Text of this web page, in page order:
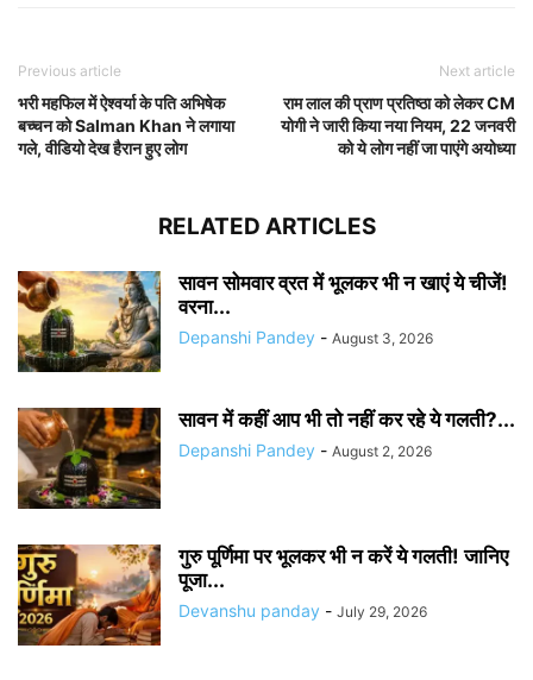
Previous article
भरी महफिल में ऐश्वर्या के पति अभिषेक
बच्चन को Salman Khan ने लगाया
गले, वीडियो देख हैरान हुए लोग
Next article
राम लाल की प्राण प्रतिष्ठा को लेकर CM
योगी ने जारी किया नया नियम, 22 जनवरी
को ये लोग नहीं जा पाएंगे अयोध्या
RELATED ARTICLES
सावन सोमवार व्रत में भूलकर भी न खाएं ये चीजें!
वरना...
Depanshi Pandey - August 3, 2026
सावन में कहीं आप भी तो नहीं कर रहे ये गलती?...
Depanshi Pandey - August 2, 2026
गुरु पूर्णिमा पर भूलकर भी न करें ये गलती! जानिए
पूजा...
Devanshu panday - July 29, 2026